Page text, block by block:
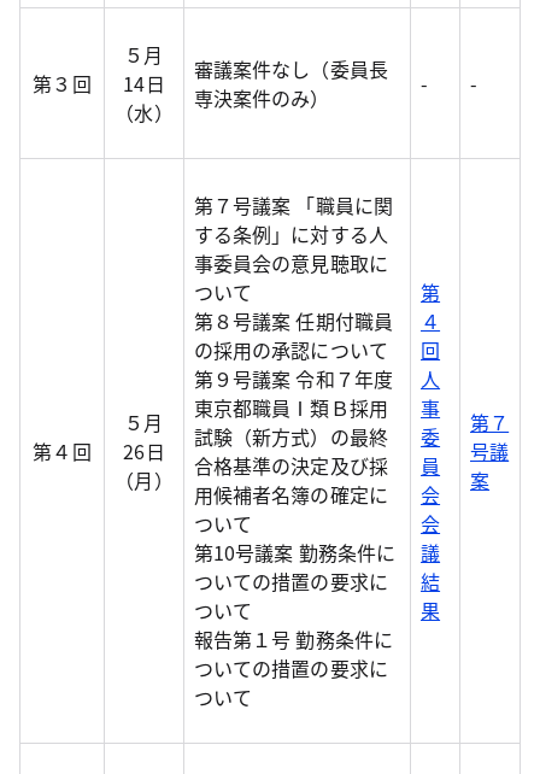
第３回
５月
14日
（水）
審議案件なし（委員長
専決案件のみ）
- -
第４回
５月
26日
（月）
第７号議案 「職員に関
する条例」に対する人
事委員会の意見聴取に
ついて
第８号議案 任期付職員
の採用の承認について
第９号議案 令和７年度
東京都職員Ⅰ類Ｂ採用
試験（新方式）の最終
合格基準の決定及び採
用候補者名簿の確定に
ついて
第10号議案 勤務条件に
ついての措置の要求に
ついて
報告第１号 勤務条件に
ついての措置の要求に
ついて
第
４
回
人
事
委
員
会
会
議
結
果
第７
号議
案